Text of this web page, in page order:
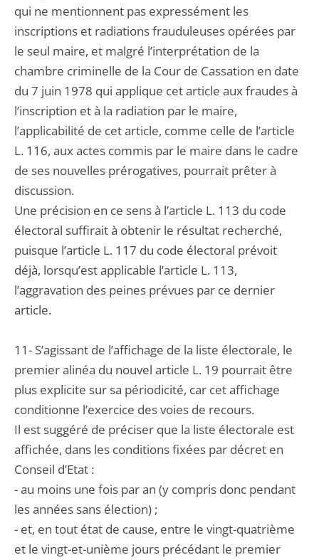
qui ne mentionnent pas expressément les
inscriptions et radiations frauduleuses opérées par
le seul maire, et malgré l’interprétation de la
chambre criminelle de la Cour de Cassation en date
du 7 juin 1978 qui applique cet article aux fraudes à
l’inscription et à la radiation par le maire,
l’applicabilité de cet article, comme celle de l’article
L. 116, aux actes commis par le maire dans le cadre
de ses nouvelles prérogatives, pourrait prêter à
discussion.
Une précision en ce sens à l’article L. 113 du code
électoral suffirait à obtenir le résultat recherché,
puisque l’article L. 117 du code électoral prévoit
déjà, lorsqu’est applicable l’article L. 113,
l’aggravation des peines prévues par ce dernier
article.
11- S’agissant de l’affichage de la liste électorale, le
premier alinéa du nouvel article L. 19 pourrait être
plus explicite sur sa périodicité, car cet affichage
conditionne l’exercice des voies de recours.
Il est suggéré de préciser que la liste électorale est
affichée, dans les conditions fixées par décret en
Conseil d’Etat :
- au moins une fois par an (y compris donc pendant
les années sans élection) ;
- et, en tout état de cause, entre le vingt-quatrième
et le vingt-et-unième jours précédant le premier